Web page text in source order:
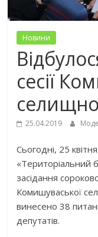
Новини
сесії
25.04.2019
Сьогодні, 25
«Територіальний
засідання
Комишуваської
винесено 38
депутатів.